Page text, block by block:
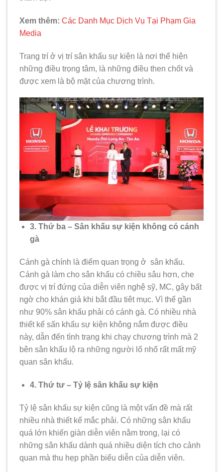
Xem thêm: Các Danh Mục Dịch Vụ Tại Phạm Gia
Media
Trang trí ở vị trí sân khấu sự kiện là nơi thể hiện
những điều trọng tâm, là những điều then chốt và
được xem là bộ mặt của chương trình.
3. Thứ ba – Sân khấu sự kiện không có cánh
gà
Cánh gà chính là điểm quan trọng ở sân khấu.
Cánh gà làm cho sân khấu có chiều sâu hơn, che
được vị trí đứng của diễn viên nghệ sỹ, MC, gây bất
ngờ cho khán giả khi bắt đầu tiêt mục. Vì thế gần
như 90% sân khấu phải có cánh gà. Có nhiều nhà
thiết kế sấn khấu sự kiện không nắm được điều
này, dẫn đến tình trạng khi chạy chương trình mà 2
bên sân khấu lộ ra những người lố nhố rất mất mỹ
quan sân khấu.
4. Thứ tư – Tỷ lệ sân khấu sự kiện
Tỷ lệ sân khấu sự kiện cũng là một vấn đề mà rất
nhiều nhà thiết kế mắc phải. Có những sân khấu
quá lớn khiến giàn diễn viên nằm trong, lại có
những sân khấu dành quá nhiều diện tích cho cảnh
quan mà thu hẹp phần biểu diễn của diễn viên.